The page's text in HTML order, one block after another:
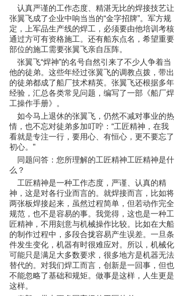
认真严谨的工作态度、精湛无比的焊接技艺让
张翼飞成了企业中响当当的“金字招牌”。军方规
定，上军品生产线的焊工，必须要由他培训考核
通过方可有资格施工。还有船东点名，希望重要
部位的施工需要张翼飞亲自压阵。
张翼飞“焊神”的名号自然引来了不少人争着当
他的徒弟。这些年经过张翼飞的调教点拨，带出
的徒弟都成了船厂技术精英。张翼飞还根据多年
经验，汇总各类常见问题，编写了一部《船厂焊
工操作手册》。
如今马上退休的张翼飞，仍然不减对事业的热
情，也不忘对徒弟多加叮咛：“工匠精神，在我
看就是专注一行，要用心、有恒心，更不要忘了
初心。”
同题问答：您所理解的工匠精神工匠精神是什
么？
工匠精神是一种工作态度，严谨、认真的精
神，这是对各行业而言的。就焊接而言，比如将
两张板焊接起来，虽然过程简单，但若动作完全
规范，也不是容易的事。我觉得，这也是一种工
匠精神，不用刻意与机械操作比较。比如在大船
的制作过程中，多段合拢容易产生误差。一旦条
件发生变化，机器有时很难应对。所以，机械化
可能只是满足大多数要求，很多地方是机器无法
替代的。对我们焊工而言，创新是一回事，但也
不能忽略了基础和规矩。做事是这样，人生更是
这样。